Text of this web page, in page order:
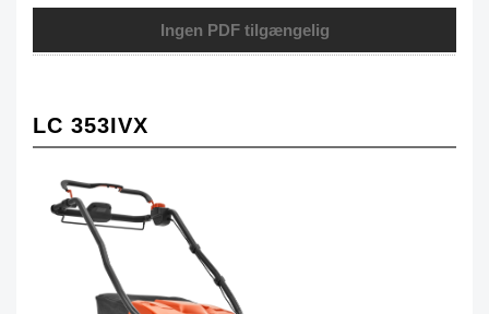
Ingen PDF tilgængelig
LC 353IVX